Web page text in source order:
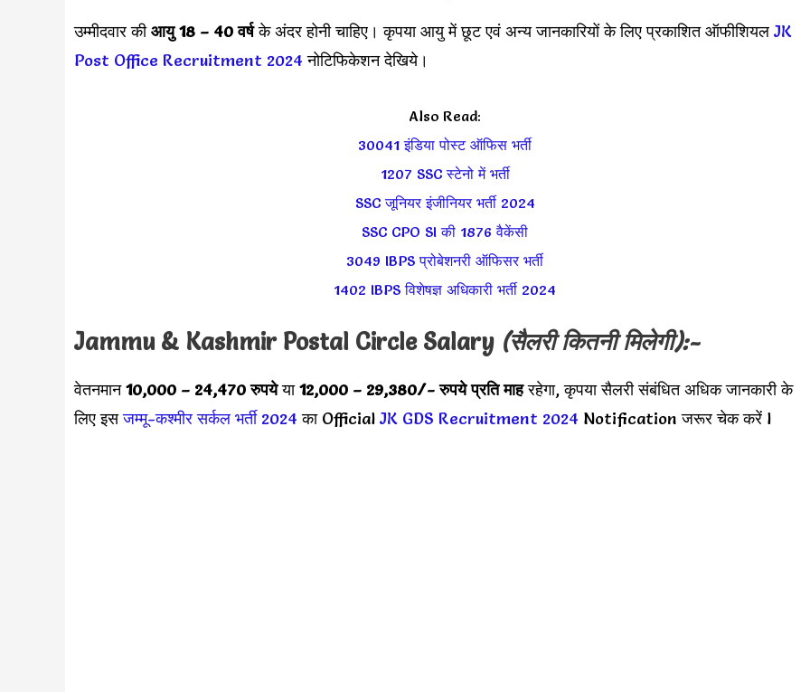
उम्मीदवार कीआयु 18 – 40 वर्षके अंदर होनी चाहिए। कृपया आयु में छूट एवं अन्य जानकारियों के लिए प्रकाशित ऑफीशियल JK
Post Office Recruitment 2024 नोटिफिकेशन देखिये।
Also Read:
30041 इंडिया पोस्ट ऑफिस भर्ती
1207 SSC स्टेनो में भर्ती
SSC जूनियर इंजीनियर भर्ती 2024
SSC CPO SI की 1876 वैकेंसी
3049 IBPS प्रोबेशनरी ऑफिसर भर्ती
1402 IBPS विशेषज्ञ अधिकारी भर्ती 2024
Jammu & Kashmir Postal Circle Salary (सैलरी कितनी मिलेगी):-
वेतनमान10,000 – 24,470 रुपयेया12,000 – 29,380/- रुपये प्रति माहरहेगा, कृपया सैलरी संबंधित अधिक जानकारी के
लिए इसजम्मू-कश्मीर सर्कल भर्ती 2024 का Official JK GDS Recruitment 2024 Notification जरूर चेक करें l